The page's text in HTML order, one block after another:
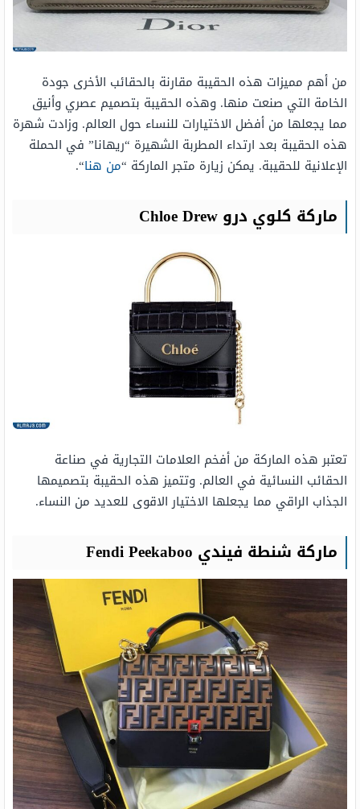
من أهم مميزات هذه الحقيبة مقارنة بالحقائب الأخرى جودة
الخامة التي صنعت منها. وهذه الحقيبة بتصميم عصري وأنيق
مما يجعلها من أفضل الاختيارات للنساء حول العالم. وزادت شهرة
هذه الحقيبة بعد ارتداء المطربة الشهيرة “ريهانا” في الحملة
الإعلانية للحقيبة. يمكن زيارة متجر الماركة “من هنا“.
ماركة كلوي درو Chloe Drew
تعتبر هذه الماركة من أفخم العلامات التجارية في صناعة
الحقائب النسائية في العالم. وتتميز هذه الحقيبة بتصميمها
الجذاب الراقي مما يجعلها الاختيار الاقوى للعديد من النساء.
ماركة شنطة فيندي Fendi Peekaboo